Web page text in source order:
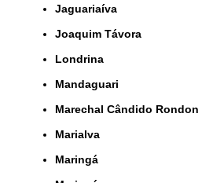
Jaguariaíva
Joaquim Távora
Londrina
Mandaguari
Marechal Cândido Rondon
Marialva
Maringá